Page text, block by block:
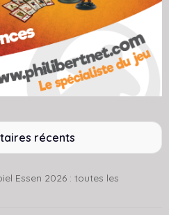
récents
Essen 2026 : toutes les